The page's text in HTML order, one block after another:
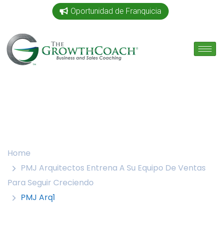
Oportunidad de Franquicia
Home
PMJ Arquitectos Entrena A Su Equipo De Ventas
Para Seguir Creciendo
PMJ Arq1